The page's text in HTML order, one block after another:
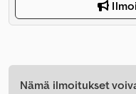
Nämä ilmoitukset